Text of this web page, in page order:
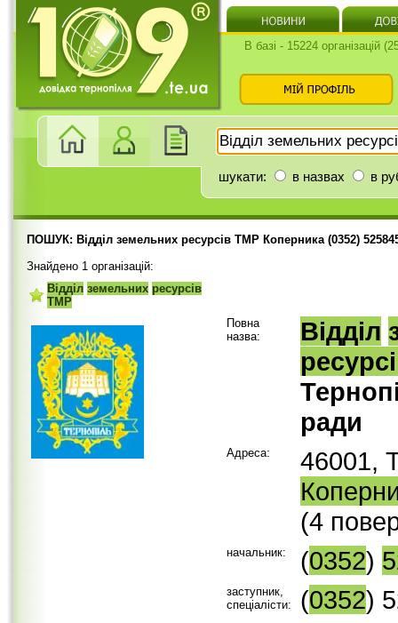
В базі - 15224 організацій
шукати: в назвах в
ПОШУК: Відділ земельних ресурсів ТМР Коперника (0352)
Знайдено 1 організацій:
Відділ земельних ресурсів
ТМР
Повна
назва:
Відділ
ради
Адреса:
46001,
(4
начальник: (0352)
заступник,
спеціалісти:
(0352)